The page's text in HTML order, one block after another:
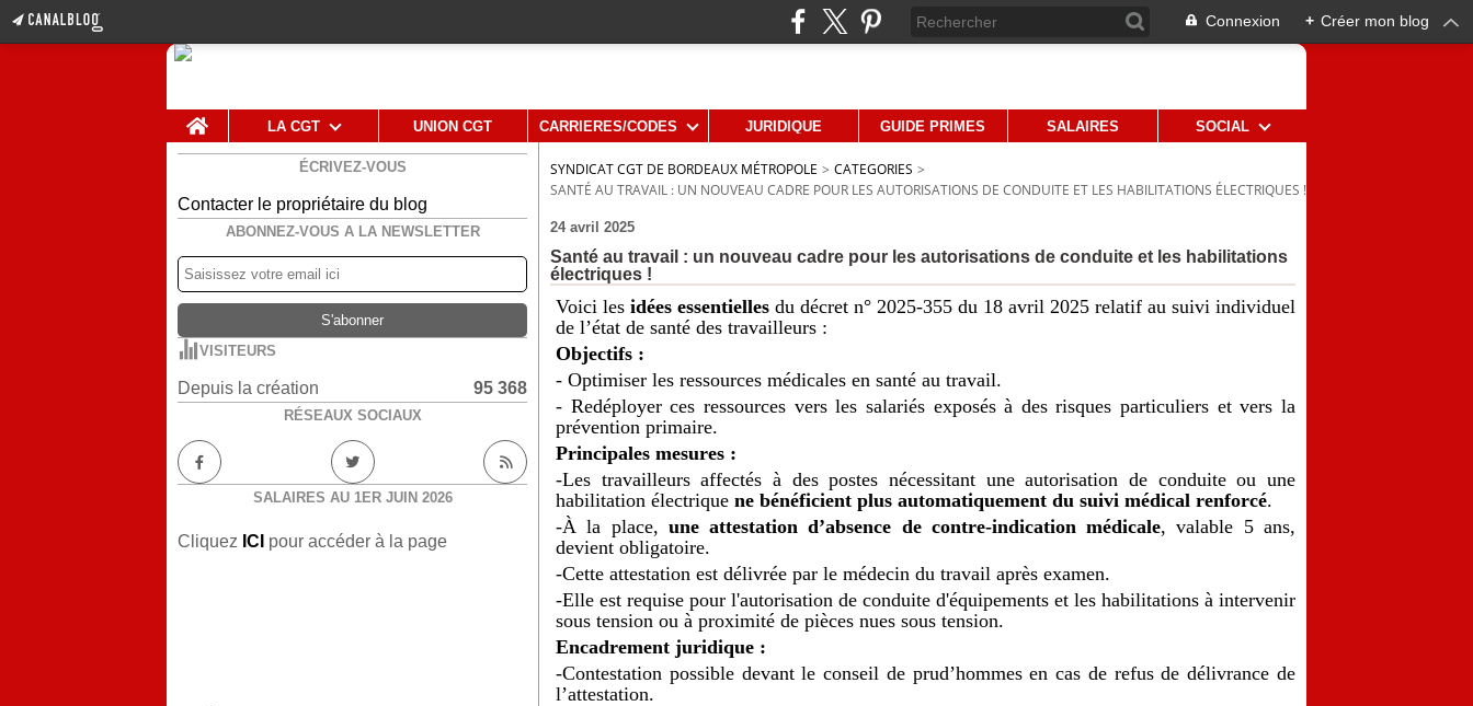
Connexion + Créer mon blog
Home
LA CGT UNION CGT CARRIERES/CODES JURIDIQUE GUIDE PRIMES SALAIRES SOCIAL
ÉCRIVEZ-VOUS
Contacter le propriétaire du blog
ABONNEZ-VOUS A LA NEWSLETTER
VISITEURS
Depuis la création 95 368
RÉSEAUX SOCIAUX
SALAIRES AU 1ER JUIN 2026
Cliquez ICI pour accéder à la page
SYNDICAT CGT DE BORDEAUX MÉTROPOLE > CATEGORIES >
SANTÉ AU TRAVAIL : UN NOUVEAU CADRE POUR LES AUTORISATIONS DE CONDUITE ET LES HABILITATIONS ÉLECTRIQUES !
24 avril 2025
Santé au travail : un nouveau cadre pour les autorisations de conduite et les habilitations
électriques !
Voici les idées essentielles du décret n° 2025-355 du 18 avril 2025 relatif au suivi individuel
de l’état de santé des travailleurs :
Objectifs :
- Optimiser les ressources médicales en santé au travail.
- Redéployer ces ressources vers les salariés exposés à des risques particuliers et vers la
prévention primaire.
Principales mesures :
-Les travailleurs affectés à des postes nécessitant une autorisation de conduite ou une
habilitation électrique ne bénéficient plus automatiquement du suivi médical renforcé.
-À la place, une attestation d’absence de contre-indication médicale, valable 5 ans,
devient obligatoire.
-Cette attestation est délivrée par le médecin du travail après examen.
-Elle est requise pour l'autorisation de conduite d'équipements et les habilitations à intervenir
sous tension ou à proximité de pièces nues sous tension.
Encadrement juridique :
-Contestation possible devant le conseil de prud’hommes en cas de refus de délivrance de
l’attestation.